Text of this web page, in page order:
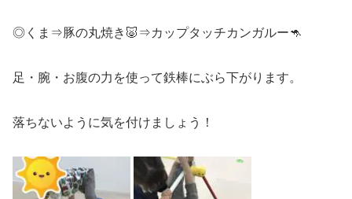
◎くま⇒豚の丸焼き🐷⇒カップタッチカンガルー🦘
足・腕・お腹の力を使って鉄棒にぶら下がります。
落ちないように気を付けましょう！